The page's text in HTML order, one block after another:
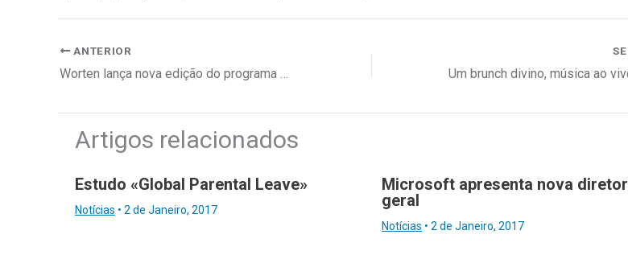
ANTERIOR
Worten lança nova edição do programa «Play Your Future»
Artigos relacionados
Estudo «Global Parental Leave»
Notícias • 2 de Janeiro, 2017
Microsoft apresenta nova
geral
Notícias • 2 de Janeiro, 2017